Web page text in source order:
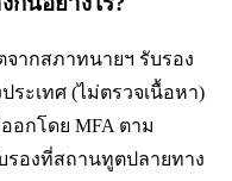
ากสภาทนายฯ รับรอง
ระเทศ (ไม่ตรวจเนื้อหา)
อกโดย MFA ตาม
รองที่สถานทูตปลายทาง